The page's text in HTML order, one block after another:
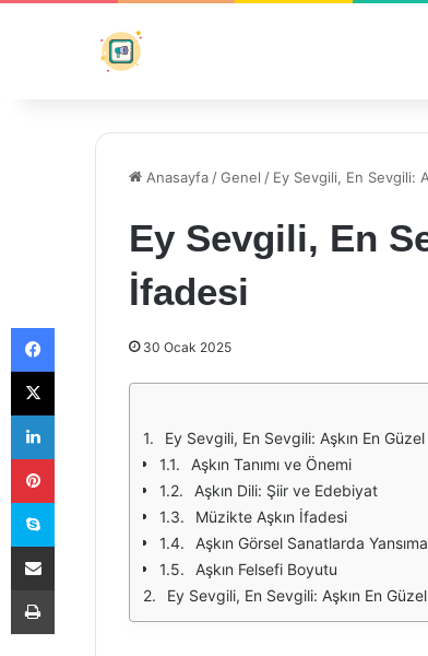
Anasayfa /Genel / Ey Sevgili, En Sevgili:
Ey Sevgili, En
İfadesi
30 Ocak 2025
Ey Sevgili, En Sevgili: Aşkın En
Aşkın Tanımı ve Önemi
Aşkın Dili: Şiir ve Edebiyat
Müzikte Aşkın İfadesi
Aşkın Görsel Sanatlarda
Aşkın Felsefi Boyutu
Ey Sevgili, En Sevgili: Aşkın En
Facebook
X
LinkedIn
Pinterest
Skype
E-Posta ile paylaş